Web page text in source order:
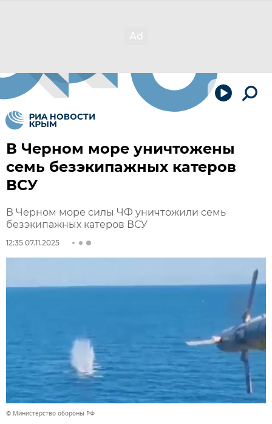
В Черном море уничтожены
семь безэкипажных катеров
ВСУ
В Черном море силы ЧФ уничтожили семь
безэкипажных катеров ВСУ
12:35 07.11.2025
© Министерство обороны РФ